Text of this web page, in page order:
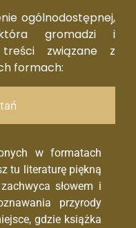
ogólnodostępnej,
gromadzi i
związane z
formach:
w formatach
tu literaturę piękną
słowem i
przyrody
gdzie książka